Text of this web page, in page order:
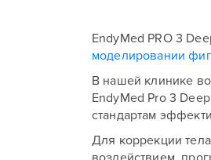
EndyMed PRO 3
моделировании
В нашей клинике
EndyMed Pro 3
стандартам
Для коррекции